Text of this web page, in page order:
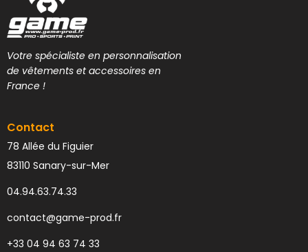
Votre spécialiste en personnalisation
de vêtements et accessoires en
France !
Contact
78 Allée du Figuier
83110 Sanary-sur-Mer
04.94.63.74.33
contact@game-prod.fr
+33 04 94 63 74 33